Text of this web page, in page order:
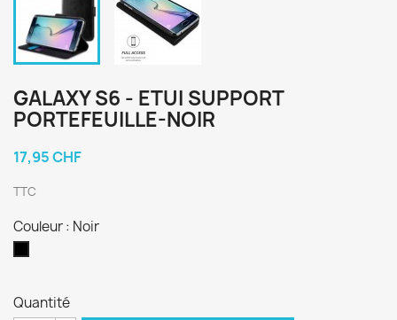
GALAXY S6 - ETUI SUPPORT
PORTEFEUILLE-NOIR
17,95 CHF
TTC
Couleur : Noir
Quantité